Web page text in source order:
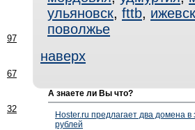
97
67
32
ульяновск, fttb, ижевск
поволжье
наверх
А знаете ли Вы что?
Hoster.ru предлагает два домена
рублей